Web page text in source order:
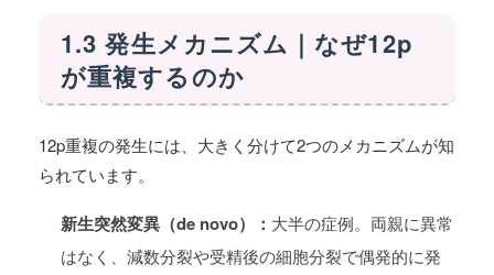
1.3 発生メカニズム｜なぜ12p
が重複するのか
12p重複の発生には、大きく分けて2つのメカニズムが知
られています。
新生突然変異（de novo）： 大半の症例。両親に異常
はなく、減数分裂や受精後の細胞分裂で偶発的に発